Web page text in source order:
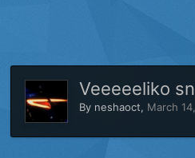
Veeeeeliko
By neshaoct, March